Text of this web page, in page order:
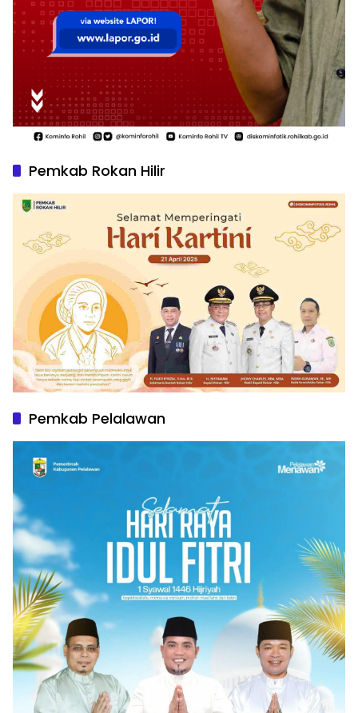
Pemkab Rokan Hilir
Pemkab Pelalawan